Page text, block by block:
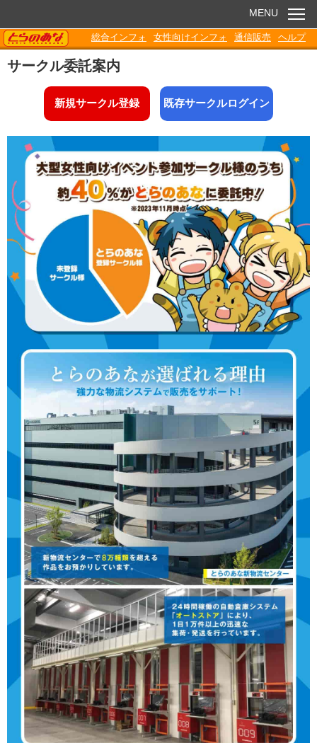
お知らせ
電子書籍
Q&A
各種ダウンロード
MENU
TORANOANA
総合インフォ 女性向けインフォ 通信販売 ヘルプ
サークル委託案内
新規サークル登録 既存サークルログイン